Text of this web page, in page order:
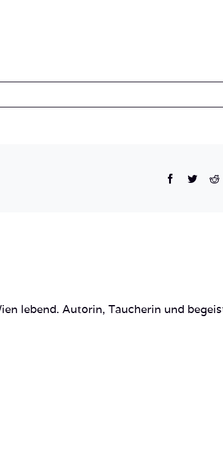
Facebook
Twitter
lebend. Autorin, Taucherin und